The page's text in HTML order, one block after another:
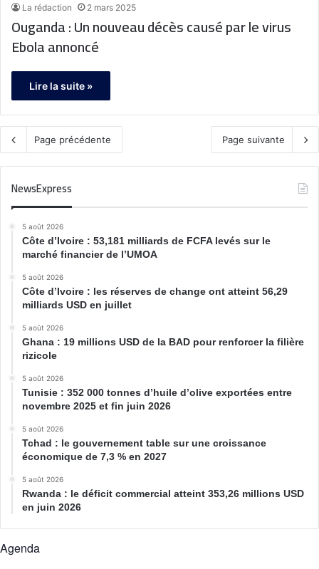
La rédaction 2 mars 2025
Ouganda : Un nouveau décès causé par le virus
Ebola annoncé
Lire la suite »
Page précédente Page suivante
NewsExpress
5 août 2026
Côte d’Ivoire : 53,181 milliards de FCFA levés sur le
marché financier de l’UMOA
5 août 2026
Côte d’Ivoire : les réserves de change ont atteint 56,29
milliards USD en juillet
5 août 2026
Ghana : 19 millions USD de la BAD pour renforcer la filière
rizicole
5 août 2026
Tunisie : 352 000 tonnes d’huile d’olive exportées entre
novembre 2025 et fin juin 2026
5 août 2026
Tchad : le gouvernement table sur une croissance
économique de 7,3 % en 2027
5 août 2026
Rwanda : le déficit commercial atteint 353,26 millions USD
en juin 2026
Agenda